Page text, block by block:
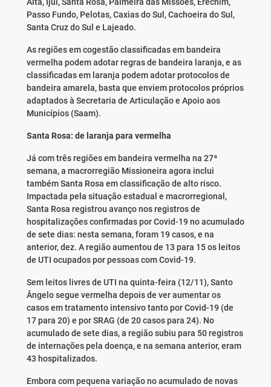
Passo Fundo, Pelotas, Caxias do Sul, Cachoeira do Sul,
Santa Cruz do Sul e Lajeado.
As regiões em cogestão classificadas em bandeira
vermelha podem adotar regras de bandeira laranja, e as
classificadas em laranja podem adotar protocolos de
bandeira amarela, basta que enviem protocolos próprios
adaptados à Secretaria de Articulação e Apoio aos
Municípios (Saam).
Santa Rosa: de laranja para vermelha
Já com três regiões em bandeira vermelha na 27ª
semana, a macrorregião Missioneira agora inclui
também Santa Rosa em classificação de alto risco.
Impactada pela situação estadual e macrorregional,
Santa Rosa registrou avanço nos registros de
hospitalizações confirmadas por Covid-19 no acumulado
de sete dias: nesta semana, foram 19 casos, e na
anterior, dez. A região aumentou de 13 para 15 os leitos
de UTI ocupados por pessoas com Covid-19.
Sem leitos livres de UTI na quinta-feira (12/11), Santo
Ângelo segue vermelha depois de ver aumentar os
casos em tratamento intensivo tanto por Covid-19 (de
17 para 20) e por SRAG (de 20 casos para 24). No
acumulado de sete dias, a região subiu para 50 registros
de internações pela doença, e na semana anterior, eram
43 hospitalizados.
Embora com pequena variação no acumulado de novas